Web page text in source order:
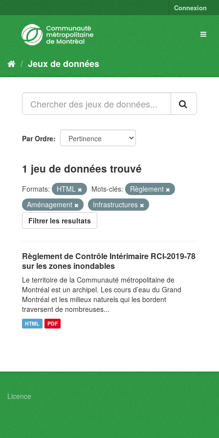
Connexion
Jeux de données
Par Ordre
1 jeu de données trouvé
Formats: HTML Mots-clés:
Règlement
Aménagement
Infrastructures
Filtrer les resultats
Règlement de Contrôle Intérimaire RCI-2019-78
sur les zones inondables
Le territoire de la Communauté métropolitaine de
Montréal est un archipel. Les cours d’eau du Grand
Montréal et les milieux naturels qui les bordent
traversent de nombreuses...
HTML PDF
Licence